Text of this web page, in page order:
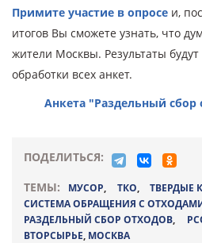
Примите участие в опросе и,
итогов Вы сможете узнать, что
жители Москвы. Результаты
обработки всех анкет.
Анкета "Раздельный сбор
ПОДЕЛИТЬСЯ:
ТЕМЫ:
МУСОР, ТКО, ТВЕРДЫЕ
СИСТЕМА ОБРАЩЕНИЯ С
РАЗДЕЛЬНЫЙ СБОР ОТХОДОВ,
ВТОРСЫРЬЕ, МОСКВА